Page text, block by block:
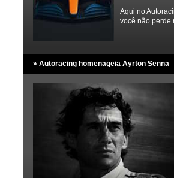
Aqui no
você não perde
» Autoracing homenageia Ayrton Senna